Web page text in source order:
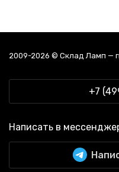
2009-2026 © Склад Ламп —
+7
Написать в